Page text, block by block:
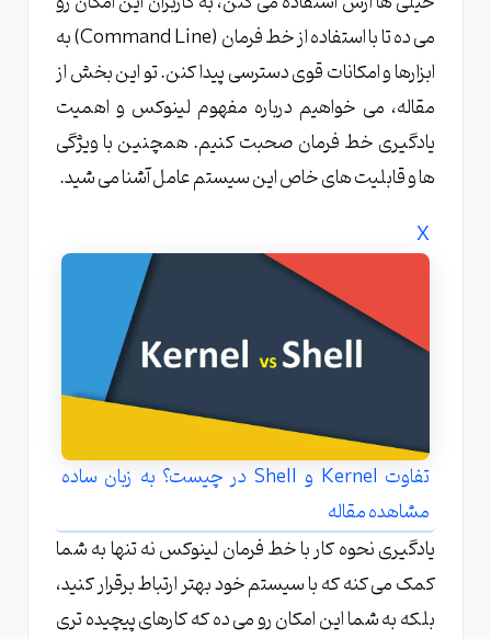
مشاهده وضعیت پورت ها با netstat چگونه است؟
انتقال داده بین سیستم ها با scp و rsync چگونه
انجام می شود؟
دستورات پیشرفته تر برای کاربران حرفه ای تر
لینوکس
نتیجه گیری
می ده تا با استفاده از خط فرمان (Command Line) به
ابزارها و امکانات قوی دسترسی پیدا کنن. تو این بخش از
مقاله، می خواهیم درباره مفهوم لینوکس و اهمیت
یادگیری خط فرمان صحبت کنیم. همچنین با ویژگی
ها و قابلیت های خاص این سیستم عامل آشنا می شید.
X
تفاوت Kernel و Shell در چیست؟ به زبان ساده
مشاهده مقاله
یادگیری نحوه کار با خط فرمان لینوکس نه تنها به شما
کمک می کنه که با سیستم خود بهتر ارتباط برقرار کنید،
بلکه به شما این امکان رو می ده که کارهای پیچیده تری